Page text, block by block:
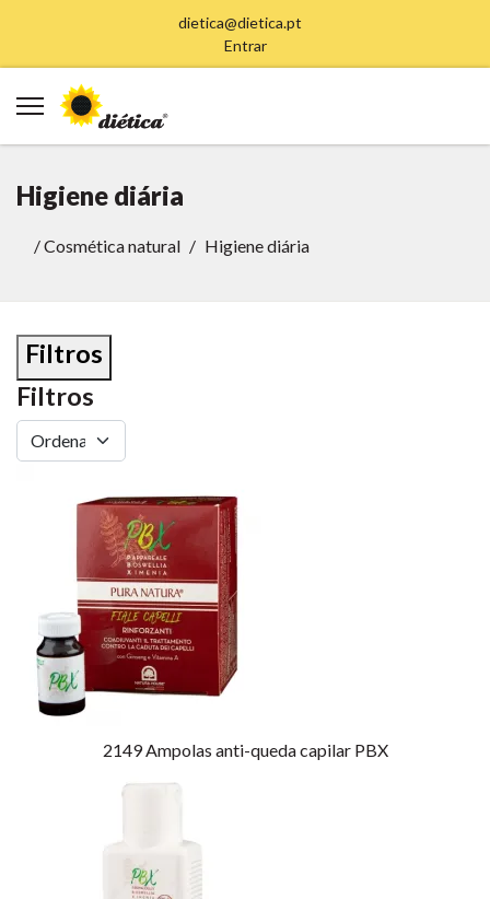
dietica@dietica.pt
Entrar
Higiene diária
/Cosmética natural Higiene diária
Filtros
Filtros
2149Ampolas anti-queda capilar PBX